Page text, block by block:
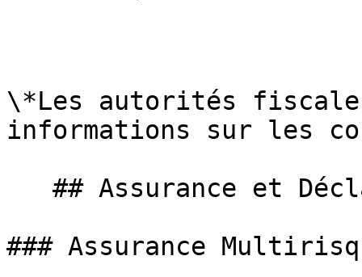
\*Les autorités fiscales
informations sur les
### Assurance